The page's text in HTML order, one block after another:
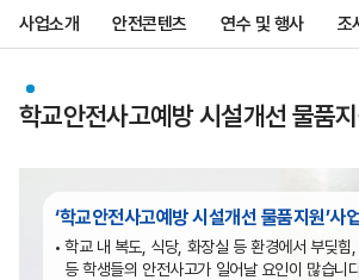
사업소개 안전콘텐츠 연수 및 행사 조
학교안전사고예방 시설개선 물품
‘학교안전사고예방 시설개선 물품지원’사
학교 내 복도, 식당, 화장실 등 환경에서 부딪힘
등 학생들의 안전사고가 일어날 요인이 많습니